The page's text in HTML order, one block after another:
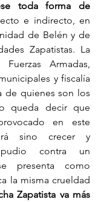
toda forma de
e indirecto, en
de Belén y de
Zapatistas. La
Armadas,
y fiscalía
de quienes son los
queda decir que
en este
sino crecer y
contra un
presenta como
la misma crueldad
Zapatista va más